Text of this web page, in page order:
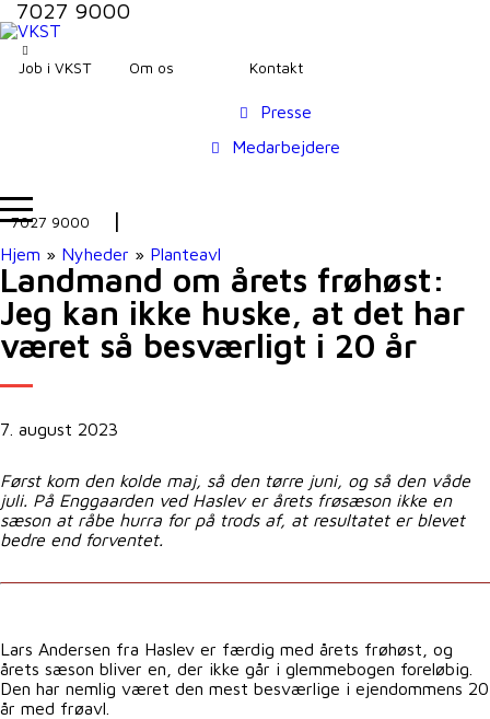
7027 9000
Job i VKST Om os Kontakt
Presse
Medarbejdere
7027 9000
Hjem » Nyheder » Planteavl
Landmand om årets frøhøst:
Jeg kan ikke huske, at det har
været så besværligt i 20 år
7. august 2023
Først kom den kolde maj, så den tørre juni, og så den våde
juli. På Enggaarden ved Haslev er årets frøsæson ikke en
sæson at råbe hurra for på trods af, at resultatet er blevet
bedre end forventet.
Lars Andersen fra Haslev er færdig med årets frøhøst, og
årets sæson bliver en, der ikke går i glemmebogen foreløbig.
Den har nemlig været den mest besværlige i ejendommens 20
år med frøavl.